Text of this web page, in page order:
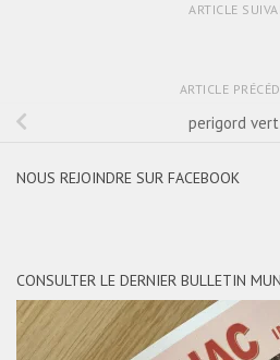
ARTICLE
ARTICLE
perigord vert
NOUS REJOINDRE SUR FACEBOOK
CONSULTER LE DERNIER BULLETIN